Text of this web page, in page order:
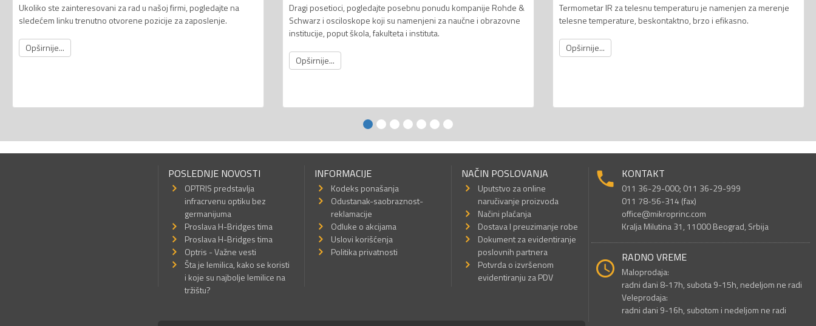
Ukoliko ste zainteresovani za rad u našoj firmi, pogledajte na
sledećem linku trenutno otvorene pozicije za zaposlenje.
Opširnije...
Dragi posetioci, pogledajte posebnu ponudu kompanije Rohde &
Schwarz i osciloskope koji su namenjeni za naučne i obrazovne
institucije, poput škola, fakulteta i instituta.
Opširnije...
Termometar IR za telesnu temperaturu je namenjen za merenje
telesne temperature, beskontaktno, brzo i efikasno.
Opširnije...
POSLEDNJE NOVOSTI
OPTRIS predstavlja
infracrvenu optiku bez
germanijuma
Proslava H-Bridges tima
Proslava H-Bridges tima
Optris - Važne vesti
Šta je lemilica, kako se koristi
i koje su najbolje lemilice na
tržištu?
INFORMACIJE
Kodeks ponašanja
Odustanak-saobraznost-
reklamacije
Odluke o akcijama
Uslovi korišćenja
Politika privatnosti
NAČIN POSLOVANJA
Uputstvo za online
naručivanje proizvoda
Načini plaćanja
Dostava I preuzimanje robe
Dokument za evidentiranje
poslovnih partnera
Potvrda o izvršenom
evidentiranju za PDV
KONTAKT
011 36-29-000; 011 36-29-999
011 78-56-314 (fax)
office@mikroprinc.com
Kralja Milutina 31, 11000 Beograd, Srbija
RADNO VREME
Maloprodaja:
radni dani 8-17h, subota 9-15h, nedeljom ne radi
Veleprodaja:
radni dani 9-16h, subotom i nedeljom ne radi